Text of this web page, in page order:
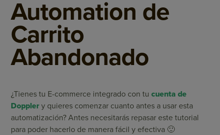
Automation de
Carrito
Abandonado
¿Tienes tu E-commerce integrado con tucuenta de
Doppler y quieres comenzar cuanto antes a usar esta
automatización? Antes necesitarás repasar este tutorial
para poder hacerlo de manera fácil y efectiva 🙂